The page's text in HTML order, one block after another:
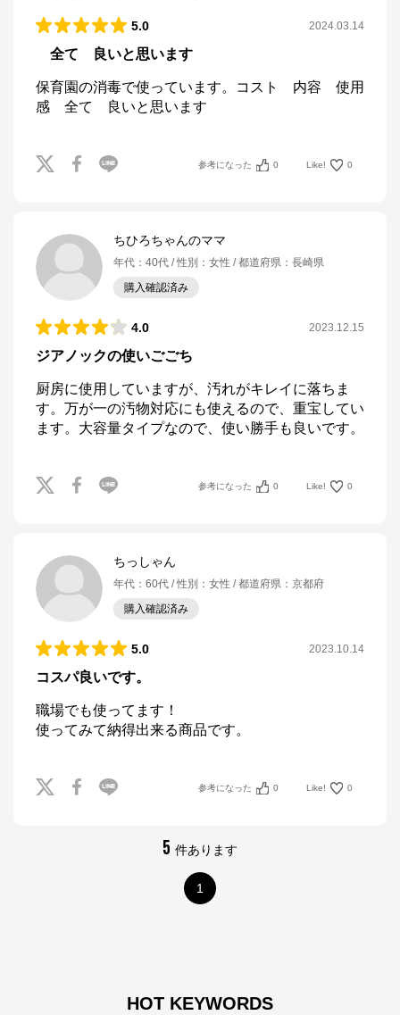
5.0 2024.03.14
全て 良いと思います
保育園の消毒で使っています。コスト　内容　使用
感　全て　良いと思います
参考になった 0 Like! 0
ちひろちゃんのママ
年代 ： 40代 性別 ： 女性 都道府県 ： 長崎県
購入確認済み
4.0 2023.12.15
ジアノックの使いごごち
厨房に使用していますが、汚れがキレイに落ちま
す。万が一の汚物対応にも使えるので、重宝してい
ます。大容量タイプなので、使い勝手も良いです。
参考になった 0 Like! 0
ちっしゃん
年代 ： 60代 性別 ： 女性 都道府県 ： 京都府
購入確認済み
5.0 2023.10.14
コスパ良いです。
職場でも使ってます！
参考になった 0 Like! 0
5 件あります
1
HOT KEYWORDS